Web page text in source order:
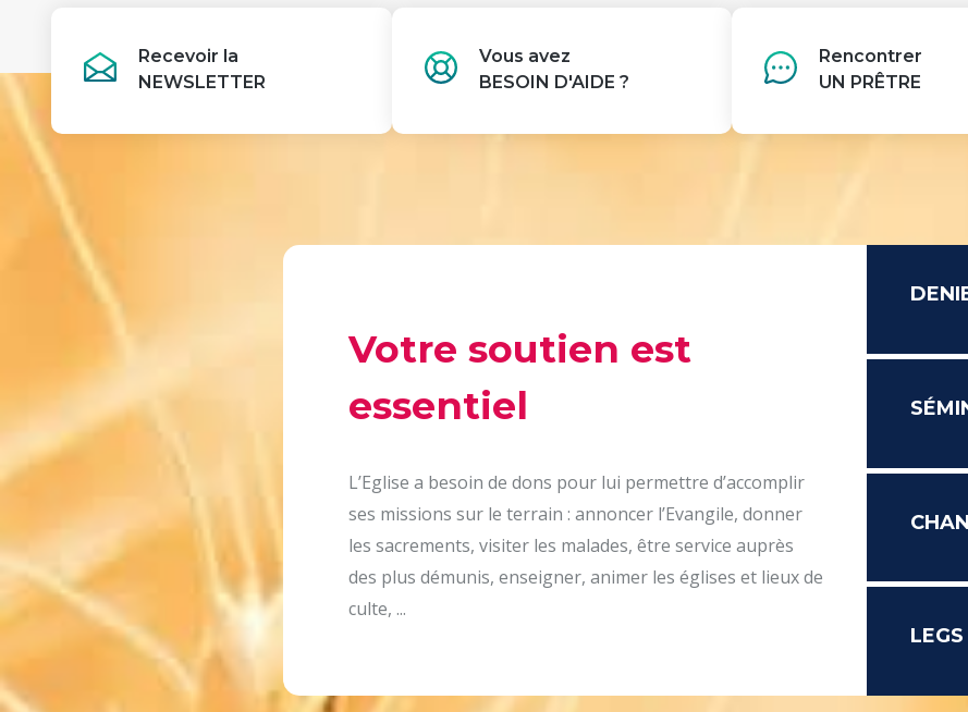
Recevoir la
NEWSLETTER
Vous avez
BESOIN D'AIDE ?
Rencontrer
UN PRÊTRE
Votre soutien est
essentiel
L’Eglise a besoin de dons pour lui permettre d’accomplir
ses missions sur le terrain : annoncer l’Evangile, donner
les sacrements, visiter les malades, être service auprès
des plus démunis, enseigner, animer les églises et lieux de
culte, ...
LEGS